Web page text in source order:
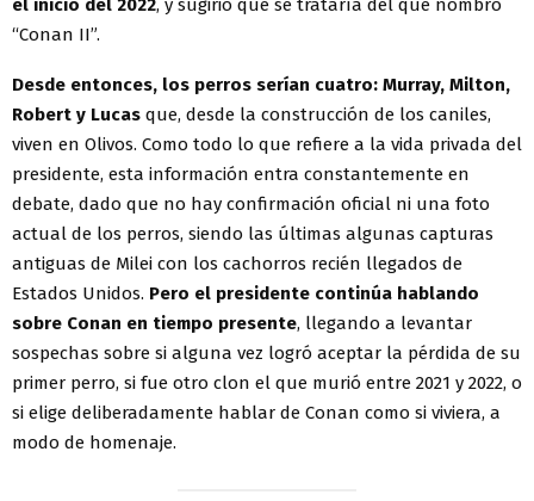
el inicio del 2022, y sugirió que se trataría del que nombró
“Conan II”.
Desde entonces, los perros serían cuatro: Murray, Milton,
Robert y Lucas que, desde la construcción de los caniles,
viven en Olivos. Como todo lo que refiere a la vida privada del
presidente, esta información entra constantemente en
debate, dado que no hay confirmación oficial ni una foto
actual de los perros, siendo las últimas algunas capturas
antiguas de Milei con los cachorros recién llegados de
Estados Unidos. Pero el presidente continúa hablando
sobre Conan en tiempo presente, llegando a levantar
sospechas sobre si alguna vez logró aceptar la pérdida de su
primer perro, si fue otro clon el que murió entre 2021 y 2022, o
si elige deliberadamente hablar de Conan como si viviera, a
modo de homenaje.